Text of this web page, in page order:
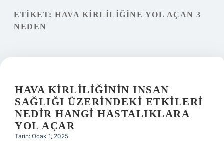
Hakkımızda
ETIKET: HAVA KIRLILIĞINE YOL AÇAN 3
NEDEN
HAVA KIRLILIĞININ INSAN
SAĞLIĞI ÜZERINDEKI ETKILERI
NEDIR HANGI HASTALIKLARA
YOL AÇAR
Tarih: Ocak 1, 2025